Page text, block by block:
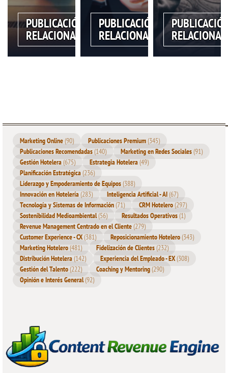
PUBLICACIÓN
RELACIONADA
PUBLICACIÓN
RELACIONADA
Marketing Online(90) Publicaciones Premium(345)
Publicaciones Recomendadas(140) Marketing en Redes Sociales(91)
Gestión Hotelera(675) Estrategia Hotelera(49)
Planificación Estratégica(236)
Liderazgo y Empoderamiento de Equipos(388)
Innovación en Hotelería(283) Inteligencia Artificial - AI(67)
Tecnología y Sistemas de Información(71) CRM Hotelero(297)
Sostenibilidad Medioambiental(56) Resultados Operativos(1)
Revenue Management Centrado en el Cliente(279)
Customer Experience - CX(381) Reposicionamiento Hotelero(343)
Marketing Hotelero(481) Fidelización de Clientes(232)
Distribución Hotelera(142) Experiencia del Empleado - EX(308)
Gestión del Talento(222) Coaching y Mentoring(290)
Opinión e Interés General(92)